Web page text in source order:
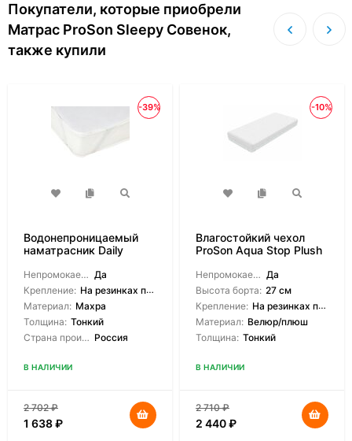
Покупатели, которые приобрели
Матрас ProSon Sleepy Совенок,
также купили
-39%
Водонепроницаемый
наматрасник Daily
Непромокаемый: Да
Крепление: На резинках по углам
Материал: Махра
Толщина: Тонкий
Страна производитель: Россия
В НАЛИЧИИ
2 702₽
1 638₽
-10%
Влагостойкий чехол
ProSon Aqua Stop Plush
Непромокаемый: Да
Высота борта: 27 см
Крепление: На резинках по углам
Материал: Велюр/плюш
Толщина: Тонкий
В НАЛИЧИИ
2 710₽
2 440₽